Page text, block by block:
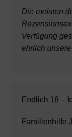
Die meisten
Verfügung
ehrlich
Endlich 18 –
Familienhilfe